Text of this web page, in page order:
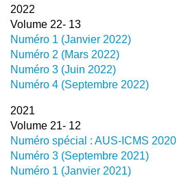
2022
Volume 22- 13
Numéro 1 (Janvier 2022)
Numéro 2 (Mars 2022)
Numéro 3 (Juin 2022)
Numéro 4 (Septembre 2022)
2021
Volume 21- 12
Numéro spécial : AUS-ICMS 2020
Numéro 3 (Septembre 2021)
Numéro 1 (Janvier 2021)